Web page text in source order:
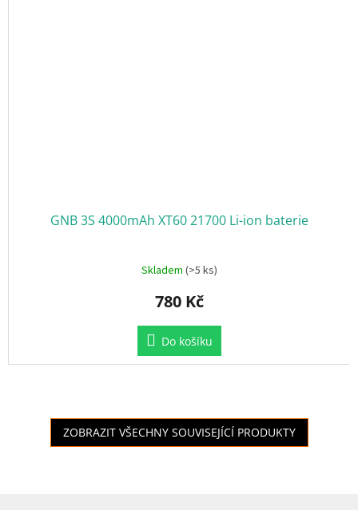
GNB 3S 4000mAh XT60 21700 Li-ion baterie
Skladem (>5 ks)
780 Kč
Do košíku
ZOBRAZIT VŠECHNY SOUVISEJÍCÍ PRODUKTY